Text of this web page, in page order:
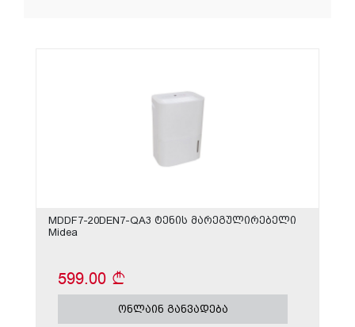
MDDF7-20DEN7-QA3 ტენის მარეგულირებელი
Midea
599.00
ონლაინ განვადება